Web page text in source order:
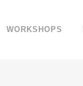
WORKSHOPS